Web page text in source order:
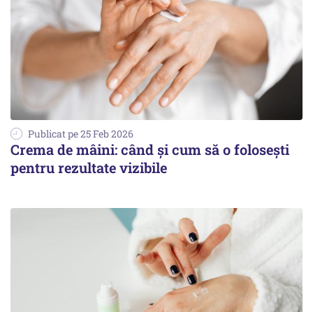
Publicat pe 25 Feb 2026
Crema de mâini: când și cum să o folosești
pentru rezultate vizibile